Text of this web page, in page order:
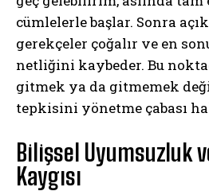
cümlelerle başlar. Sonra
gerekçeler çoğalır ve en
netliğini kaybeder. Bu
gitmek ya da gitmemek
tepkisini yönetme çabası
Bilişsel Uyumsuzluk
Kaygısı